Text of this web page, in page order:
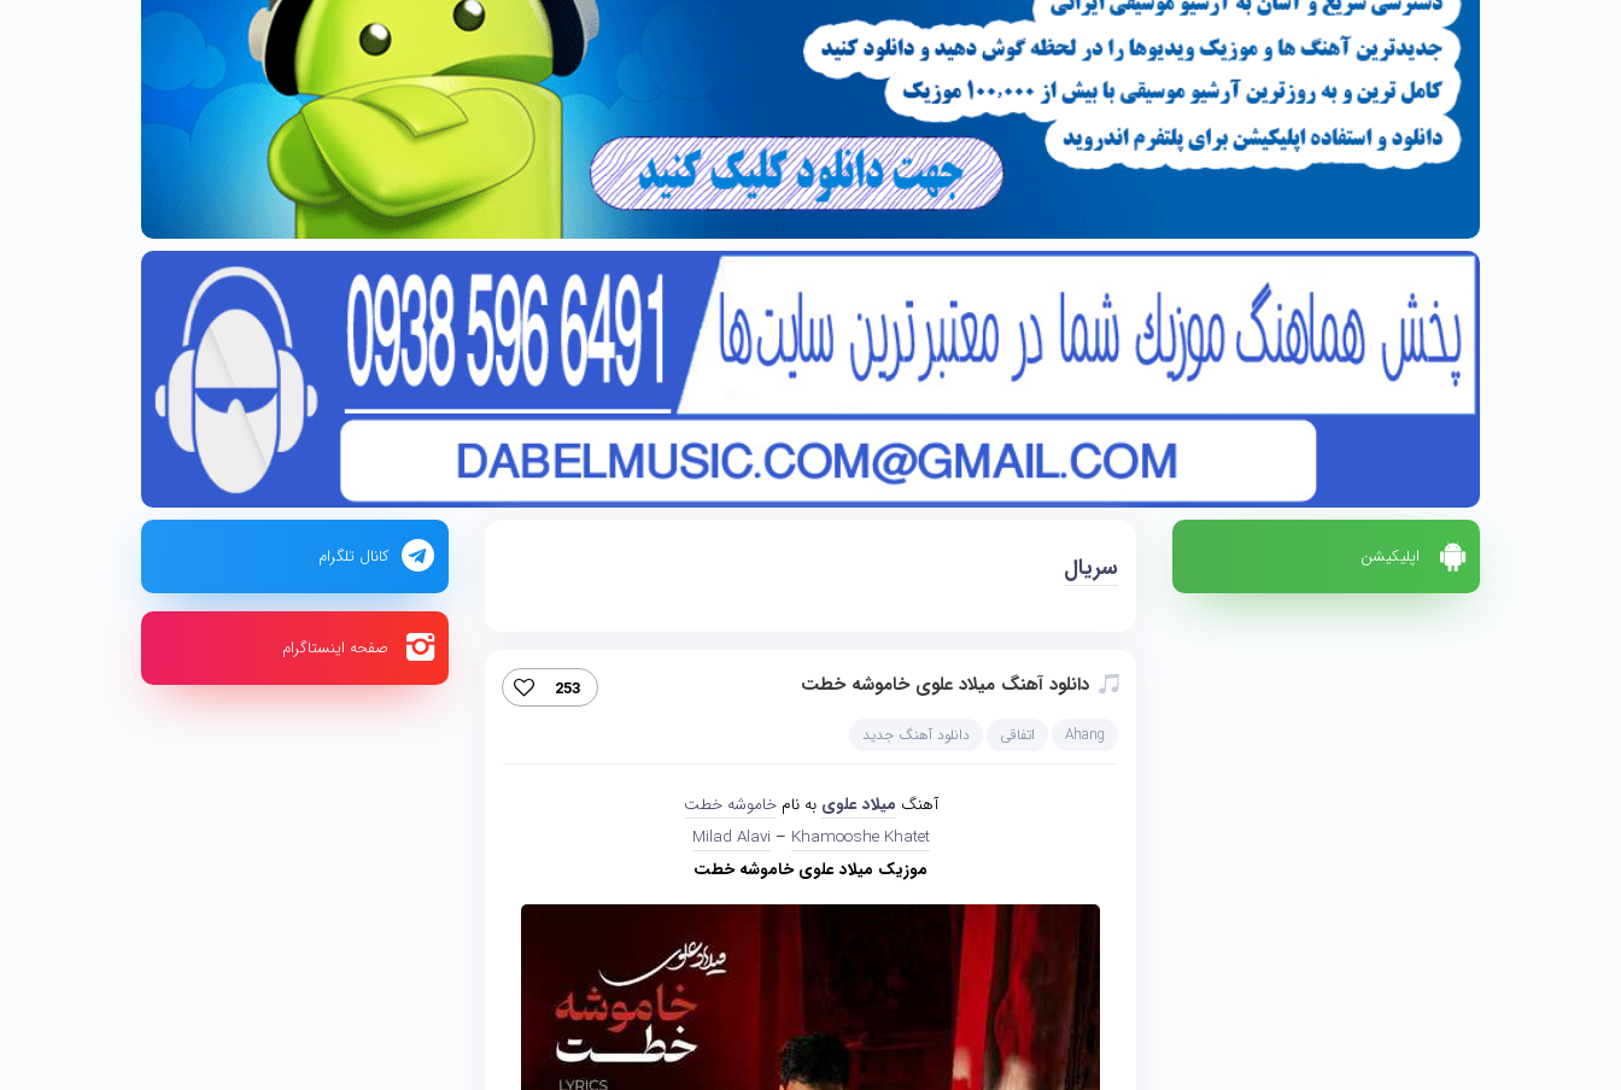
اپلیکیشن سریال
دانلود آهنگ میلاد علوی خاموشه خطت 253
Ahang اتفاقی دانلود آهنگ جدید
آهنگ میلاد علوی به نامخاموشه خطت
Milad Alavi – Khamooshe Khatet
موزیک میلاد علوی خاموشه خطت
کانال تلگرام
صفحه اینستاگرام